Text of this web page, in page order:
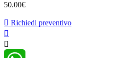
50.00€
Richiedi preventivo